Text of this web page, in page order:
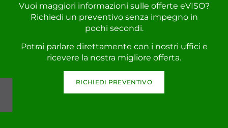
Vuoi maggiori informazioni sulle offerte eVISO?
Richiedi un preventivo senza impegno in
pochi secondi.
Potrai parlare direttamente con i nostri uffici e
ricevere la nostra migliore offerta.
RICHIEDI PREVENTIVO